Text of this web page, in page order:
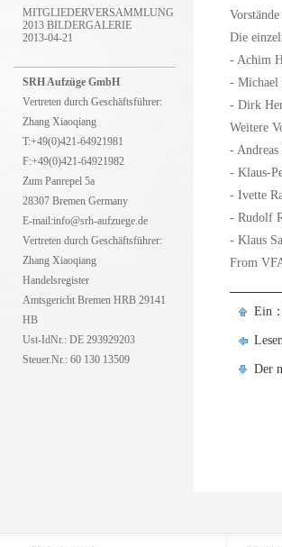
MITGLIEDERVERSAMMLUNG
2013 BILDERGALERIE
2013-04-21
SRH Aufzüge GmbH
Vertreten durch Geschäftsführer:
Zhang Xiaoqiang
T:+49(0)421-64921981
F:+49(0)421-64921982
Zum Panrepel 5a
28307 Bremen Germany
E-mail:info@srh-aufzuege.de
Vertreten durch Geschäftsführer:
Zhang Xiaoqiang
Handelsregister
Amtsgericht Bremen HRB 29141
HB
Ust-IdNr.: DE 293929203
Steuer.Nr.: 60 130 13509
Die
- Achim
- Michael
- Dirk
Weitere
-
- Klaus-
- Ivette
- Rudolf
- Klaus
From
Ein
Der